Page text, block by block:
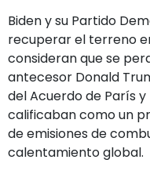
Biden y su Partido
recuperar el terreno
consideran que se
antecesor Donald
del Acuerdo de París
calificaban como un
de emisiones de
calentamiento global.